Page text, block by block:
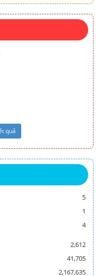
5
1
4
2,612
41,705
2,167,635